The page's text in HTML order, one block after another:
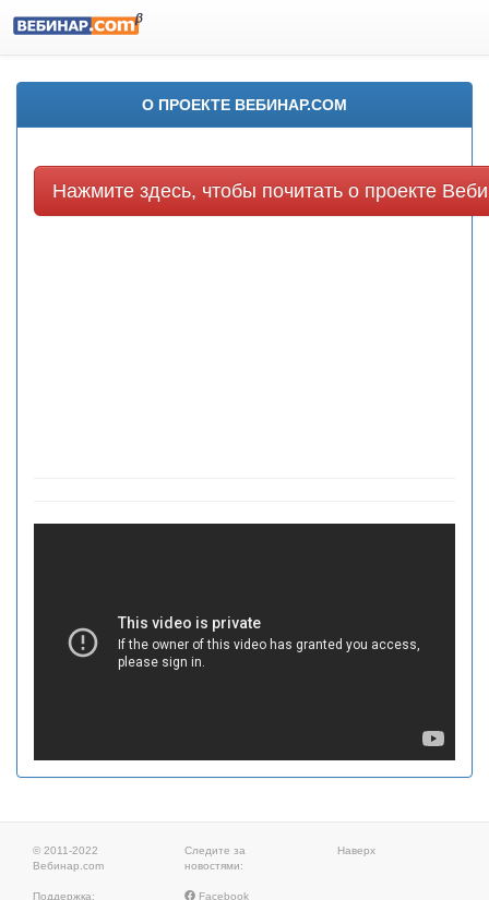
О ПРОЕКТЕ ВЕБИНАР.COM
Нажмите здесь, чтобы почитать о проекте
© 2011-2022
Вебинар.com
Поддержка:
Следите за
новостями:
Facebook
Наверх